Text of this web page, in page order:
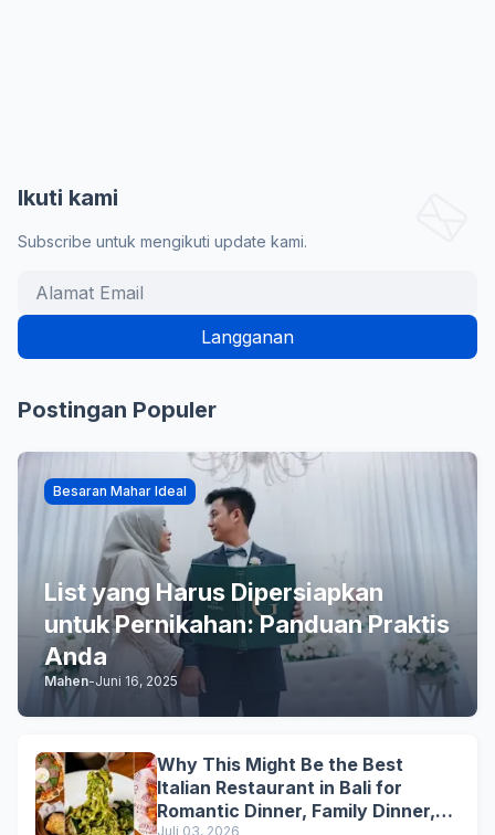
Ikuti kami
Subscribe untuk mengikuti update kami.
Postingan Populer
Besaran Mahar Ideal
List yang Harus Dipersiapkan
untuk Pernikahan: Panduan Praktis
Anda
Mahen-Juni 16, 2025
Why This Might Be the Best
Italian Restaurant in Bali for
Romantic Dinner, Family Dinner,
Juli 03, 2026